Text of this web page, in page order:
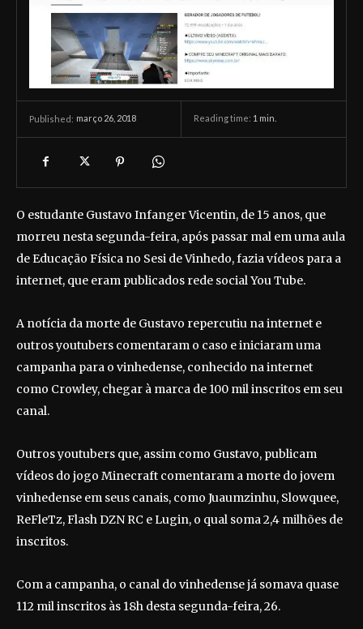
Published: março 26, 2018 Reading time: 1 min.
O estudante Gustavo Infanger Vicentin, de 15 anos, que
morreu nesta segunda-feira, após passar mal em uma aula
de Educação Física no Sesi de Vinhedo, fazia vídeos para a
internet, que eram publicados rede social You Tube.
A notícia da morte de Gustavo repercutiu na internet e
outros youtubers comentaram o caso e iniciaram uma
campanha para o vinhedense, conhecido na internet
como Crowley, chegar à marca de 100 mil inscritos em seu
canal.
Outros youtubers que, assim como Gustavo, publicam
vídeos do jogo Minecraft comentaram a morte do jovem
vinhedense em seus canais, como Juaumzinhu, Slowquee,
ReFleTz, Flash DZN RC e Lugin, o qual soma 2,4 milhões de
inscritos.
Com a campanha, o canal do vinhedense já somava quase
112 mil inscritos às 18h desta segunda-feira, 26.